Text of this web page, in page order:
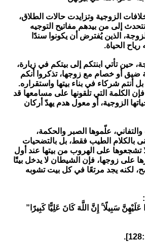
الزوجية وتزايدت حالات الطلاق،
إلى من بيدهم مفاتيح التوجيه
الذين يُفترض أن يكونوا سندًا
الحياة.
حين تأتي ابنتكم إلى بيتكم في زيارة،
ضيق أو خصام مع زوجها، تذكروا أنكم
أنتم شركاء في بناء بيتها واستقراره.
الكلمة التي تلقونها على مسامعها قد
الزوجية، أو معول هدم يهدّ أركان
علّموها الصبر والحكمة،
بالكلام الطيب فقط، بل بالتضحيات
تشجعوها على الهروب من بيتها عند أول
على زوجها، فإن الشيطان لا يدخل بيتًا
لكنه يجد مرتعًا في كل بيت تشوبه
سَبِيلًا ۚ إِنَّ اللَّهَ كَانَ عَلِيًّا كَبِيرًا”